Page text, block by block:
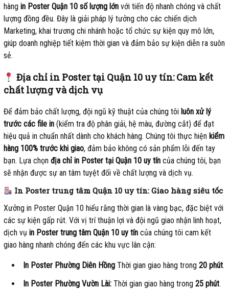
hàngin Poster Quận 10 số lượng lớn với tiến độ nhanh chóng và chất
lượng đồng đều. Đây là giải pháp lý tưởng cho các chiến dịch
Marketing, khai trương chi nhánh hoặc tổ chức sự kiện quy mô lớn,
giúp doanh nghiệp tiết kiệm thời gian và đảm bảo sự kiện diễn ra suôn
sẻ.
Địa chỉ in Poster tại Quận 10 uy tín: Cam kết
chất lượng và dịch vụ
Để đảm bảo chất lượng, đội ngũ kỹ thuật của chúng tôi luôn xử lý
trước các file in (kiểm tra độ phân giải, hệ màu, đường cắt) để đạt
hiệu quả in chuẩn nhất dành cho khách hàng. Chúng tôi thực hiện kiểm
hàng 100% trước khi giao, đảm bảo không có sản phẩm lỗi đến tay
bạn. Lựa chọnđịa chỉ in Poster tại Quận 10 uy tín của chúng tôi, bạn
sẽ nhận được sự an tâm tuyệt đối về chất lượng và dịch vụ.
In Poster trung tâm Quận 10 uy tín: Giao hàng siêu tốc
Xưởng in Poster Quận 10 hiểu rằng thời gian là vàng bạc, đặc biệt với
các sự kiện gấp rút. Với vị trí thuận lợi và đội ngũ giao nhận linh hoạt,
dịch vụin Poster trung tâm Quận 10 uy tín của chúng tôi cam kết
giao hàng nhanh chóng đến các khu vực lân cận:
In Poster Phường Diên Hồng Thời gian giao hàng trong20 phút.
In Poster Phường Vườn Lài: Thời gian giao hàng trong25 phút.